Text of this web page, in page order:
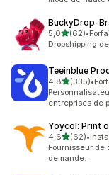
5,0étoile(s) sur
(62)
62 avis au total
•
Dropshipping
Teeinblue
4,8étoile(s) sur
(335)
335 avis au•
entreprises de
Yoycol: Print
4,6étoile(s) sur
(62)
62 avis au total
•
Fournisseur de
demande.